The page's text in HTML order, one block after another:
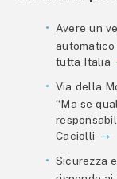
Avere un
tutta Italia
Via della
“Ma se
Caciolli
Sicurezza